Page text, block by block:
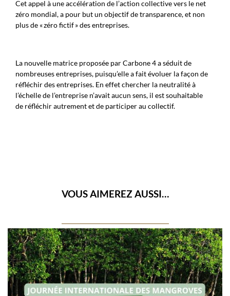
Cet appel à une accélération de l’action collective vers le net
zéro mondial, a pour but un objectif de transparence, et non
plus de « zéro fictif » des entreprises.
La nouvelle matrice proposée par Carbone 4 a séduit de
nombreuses entreprises, puisqu’elle a fait évoluer la façon de
réfléchir des entreprises. En effet chercher la neutralité à
l’échelle de l’entreprise n’avait aucun sens, il est souhaitable
de réfléchir autrement et de participer au collectif.
VOUS AIMEREZ AUSSI…